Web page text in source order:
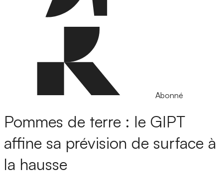
Abonné
Pommes de terre : le GIPT
affine sa prévision de surface à
la hausse